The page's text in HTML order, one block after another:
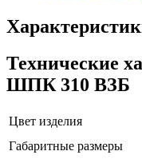
Технические
ШПК 310 ВЗБ
Цвет изделия
Габаритные размеры